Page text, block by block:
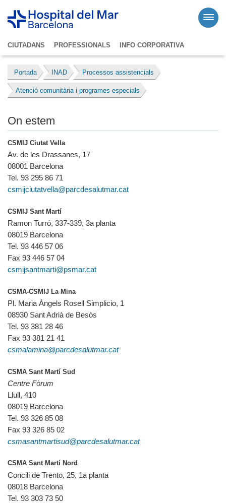
CIUTADANS PROFESSIONALS INFO CORPORATIVA
Portada INAD Processos assistencials
Atenció comunitària i programes especials
On estem
CSMIJ Ciutat Vella
Av. de les Drassanes, 17
08001 Barcelona
Tel. 93 295 86 71
csmijciutatvella@parcdesalutmar.cat
CSMIJ Sant Martí
Ramon Turró, 337-339, 3a planta
08019 Barcelona
Tel. 93 446 57 06
Fax 93 446 57 04
csmijsantmarti@psmar.cat
CSMA-CSMIJ La Mina
Pl. Maria Àngels Rosell Simplicio, 1
08930 Sant Adrià de Besòs
Tel. 93 381 28 46
Fax 93 381 21 41
csmalamina@parcdesalutmar.cat
CSMA Sant Martí Sud
Centre Fòrum
Llull, 410
08019 Barcelona
Tel. 93 326 85 08
Fax 93 326 85 02
csmasantmartisud@parcdesalutmar.cat
CSMA Sant Martí Nord
Concili de Trento, 25, 1a planta
08018 Barcelona
Tel. 93 303 73 50